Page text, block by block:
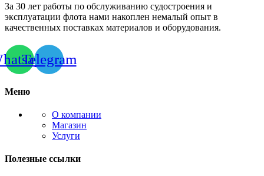
За 30 лет работы по обслуживанию судостроения и
эксплуатации флота нами накоплен немалый опыт в
качественных поставках материалов и оборудования.
Telegram
Меню
О компании
Магазин
Услуги
Полезные ссылки